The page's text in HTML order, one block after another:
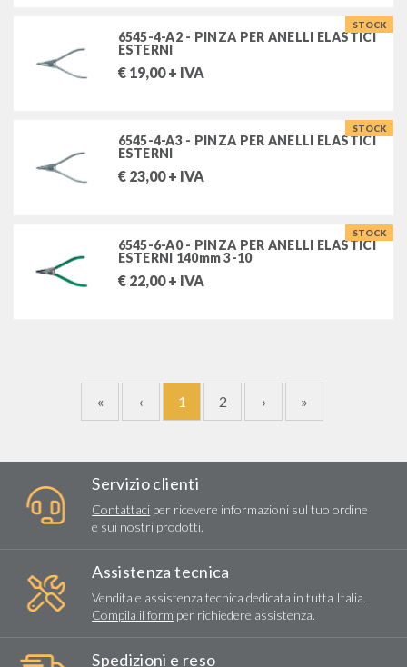
STOCK
6545-4-A2 - PINZA PER ANELLI ELASTICI
ESTERNI
€ 19,00+ IVA
STOCK
6545-4-A3 - PINZA PER ANELLI ELASTICI
ESTERNI
€ 23,00+ IVA
STOCK
6545-6-A0 - PINZA PER ANELLI ELASTICI
ESTERNI 140mm 3-10
€ 22,00+ IVA
« ‹ 1 2 › »
Servizio clienti
Contattaci per ricevere informazioni sul tuo ordine
e sui nostri prodotti.
Assistenza tecnica
Vendita e assistenza tecnica dedicata in tutta Italia.
Compila il form per richiedere assistenza.
Spedizioni e reso